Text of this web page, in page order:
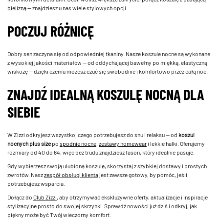
bielizną— znajdziesz u nas wiele stylowych opcji.
POCZUJ RÓŻNICĘ
Dobry sen zaczyna się od odpowiedniej tkaniny. Nasze koszule nocne są wykonane
z wysokiej jakości materiałów — od oddychającej bawełny po miękką, elastyczną
wiskozę — dzięki czemu możesz czuć się swobodnie i komfortowo przez całą noc.
ZNAJDŹ IDEALNĄ KOSZULĘ NOCNĄ DLA
SIEBIE
W Zizzi odkryjesz wszystko, czego potrzebujesz do snu i relaksu — od koszul
nocnych plus sizepospodnie nocne,zestawy homeweari lekkie halki. Oferujemy
rozmiary od 40 do 64, więc bez trudu znajdziesz fason, który idealnie pasuje.
Gdy wybierzesz swoją ulubioną koszulę, skorzystaj z szybkiej dostawy i prostych
zwrotów. Naszzespół obsługi klientajest zawsze gotowy, by pomóc, jeśli
potrzebujesz wsparcia.
Dołącz doClub Zizzi, aby otrzymywać ekskluzywne oferty, aktualizacje i inspiracje
stylizacyjne prosto do swojej skrzynki. Sprawdź nowości już dziś i odkryj, jak
piękny może być Twój wieczorny komfort.